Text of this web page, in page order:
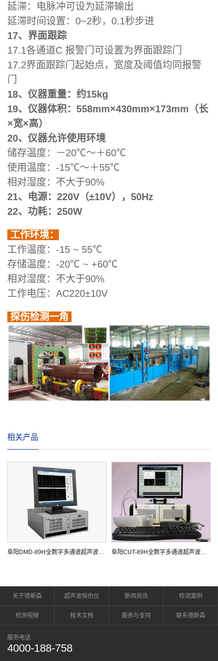
延滞：电脉冲可设为延滞输出
延滞时间设置：0~2秒，0.1秒步进
17、界面跟踪
17.1各通道C 报警门可设置为界面跟踪门
17.2界面跟踪门起始点，宽度及阈值均同报警
门
18、仪器重量：约15kg
19、仪器体积：558mm×430mm×173mm（长
×宽×高）
20、仪器允许使用环境
储存温度：－20℃～＋60℃
使用温度：-15℃～＋55℃
相对湿度：不大于90%
21、电源：220V（±10V），50Hz
22、功耗：250W
工作环境：
工作温度：-15 ~ 55℃
存储温度：-20℃ ~ +60℃
相对湿度：不大于90%
工作电压：AC220±10V
探伤检测一角
相关产品
阜阳DMD-89H全数字多通道超声波探伤仪 阜阳CUT-89H全数字多通道超声波探伤仪
关于德斯森 超声波探伤仪 新闻资讯 检测案例
检测视频 技术文档 服务与支持 联系德斯森
服务电话
4000-188-758